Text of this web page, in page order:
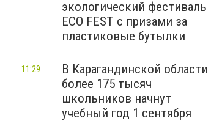
экологический фестиваль
ECO FEST с призами за
пластиковые бутылки
В Карагандинской области
более 175 тысяч
школьников начнут
учебный год 1 сентября
11:29